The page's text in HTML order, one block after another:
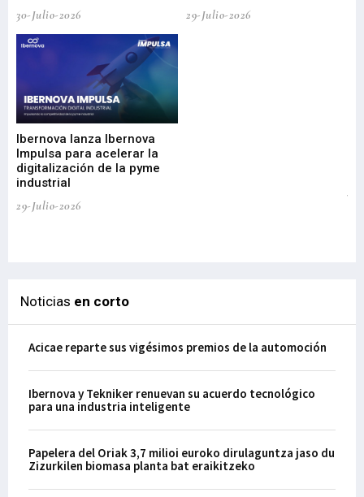
30-Julio-2026
29-Julio-2026
Ibernova lanza Ibernova
Impulsa para acelerar la
digitalización de la pyme
industrial
29-Julio-2026
Noticias en corto
Acicae reparte sus vigésimos premios de la automoción
Ibernova y Tekniker renuevan su acuerdo tecnológico
para una industria inteligente
Papelera del Oriak 3,7 milioi euroko dirulaguntza jaso du
Zizurkilen biomasa planta bat eraikitzeko